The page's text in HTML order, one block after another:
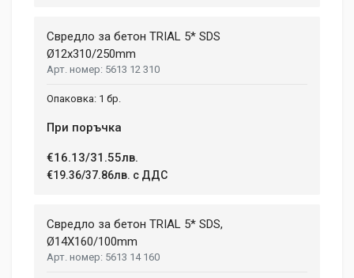
Свредло за бетон TRIAL 5* SDS
Ø12x310/250mm
5613 12 310
1 бр.
При поръчка
€16.13/31.55лв.
€19.36/37.86лв. с ДДС
Свредло за бетон TRIAL 5* SDS,
Ø14X160/100mm
5613 14 160